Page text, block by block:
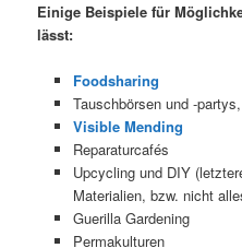
Einige Beispiele für
lässt:
Foodsharing
Tauschbörsen und -
Visible Mending
Reparaturcafés
Upcycling und DIY
Materialien, bzw. nicht
Guerilla Gardening
Permakulturen